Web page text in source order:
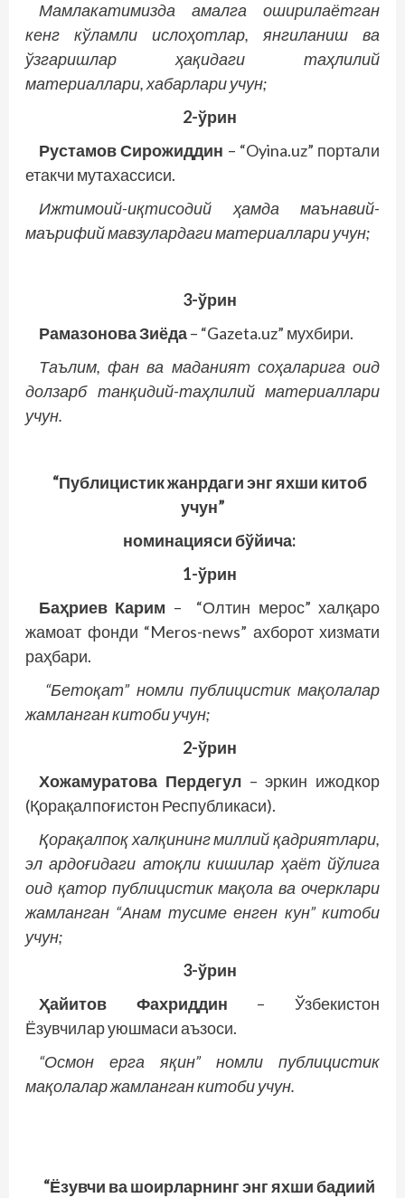
Мамлакатимизда амалга оширилаётган
кенг кўламли ислоҳотлар, янгиланиш ва
ўзгаришлар ҳақидаги таҳлилий
материаллари, хабарлари учун;
2-ўрин
Рустамов Сирожиддин – “Oyina.uz” портали
етакчи мутахассиси.
Ижтимоий-иқтисодий ҳамда маънавий-
маърифий мавзулардаги материаллари учун;
3-ўрин
Рамазонова Зиёда– “Gazeta.uz” мухбири.
Таълим, фан ва маданият соҳаларига оид
долзарб танқидий-таҳлилий материаллари
учун.
“Публицистик жанрдаги энг яхши китоб
учун”
номинацияси бўйича:
1-ўрин
Баҳриев Карим – “Олтин мерос” халқаро
жамоат фонди “Meros-news” ахборот хизмати
раҳбари.
“Бетоқат” номли публицистик мақолалар
жамланган китоби учун;
2-ўрин
Хожамуратова Пердегул– эркин ижодкор
(Қорақалпоғистон Республикаси).
Қорақалпоқ халқининг миллий қадриятлари,
эл ардоғидаги атоқли кишилар ҳаёт йўлига
оид қатор публицистик мақола ва очерклари
жамланган “Анам тусиме енген кун” китоби
учун;
3-ўрин
Ҳайитов Фахриддин – Ўзбекистон
Ёзувчилар уюшмаси аъзоси.
“Осмон ерга яқин” номли публицистик
мақолалар жамланган китоби учун.
“Ёзувчи ва шоирларнинг энг яхши бадиий